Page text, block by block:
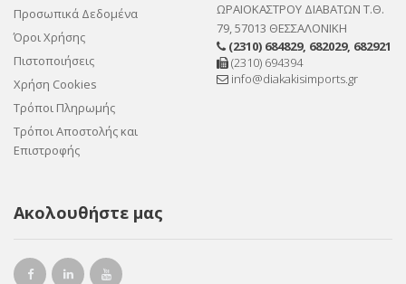
Προσωπικά Δεδομένα
Όροι Χρήσης
Πιστοποιήσεις
Χρήση Cookies
Τρόποι Πληρωμής
Τρόποι Αποστολής και
Επιστροφής
ΩΡΑΙΟΚΑΣΤΡΟΥ ΔΙΑΒΑΤΩΝ Τ.Θ.
79, 57013 ΘΕΣΣΑΛΟΝΙΚΗ
(2310) 684829, 682029, 682921
(2310) 694394
info@diakakisimports.gr
Ακολουθήστε μας